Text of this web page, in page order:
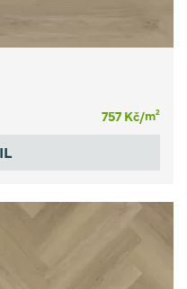
757 Kč/m2